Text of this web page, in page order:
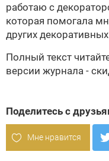
работаю с
которая помогала
других
Полный текст
версии журнала -
Поделитесь с
Мне нравится